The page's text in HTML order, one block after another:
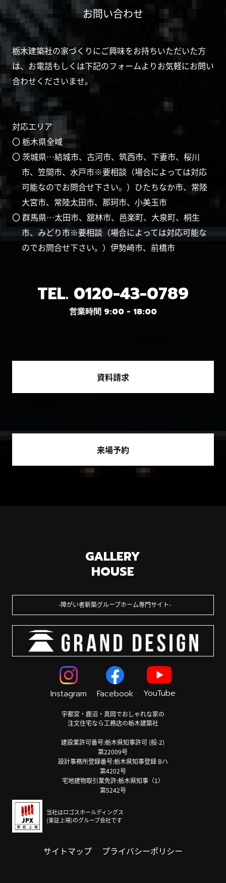
お問い合わせ
栃木建築社の家づくりにご興味をお持ちいただいた方
は、お電話もしくは下記のフォームよりお気軽にお問い
合わせくださいませ。
対応エリア
〇 栃木県全域
〇 茨城県…結城市、古河市、筑西市、下妻市、桜川
市、笠間市、水戸市※要相談（場合によっては対応
可能なのでお問合せ下さい。）ひたちなか市、常陸
大宮市、常陸太田市、那珂市、小美玉市
〇 群馬県…太田市、舘林市、邑楽町、大泉町、桐生
市、みどり市※要相談（場合によっては対応可能な
のでお問合せ下さい。）伊勢崎市、前橋市
TEL. 0120-43-0789
営業時間 9:00 - 18:00
資料請求
来場予約
GALLERY
HOUSE
障がい者新築グループホーム専門サイト
Instagram Facebook YouTube
宇都宮・鹿沼・真岡でおしゃれな家の
注文住宅なら工務店の栃木建築社
建設業許可番号:栃木県知事許可 (般-2)
第22009号
設計事務所登録番号:栃木県知事登録 Bハ
第4202号
宅地建物取引業免許:栃木県知事（1）
第5242号
当社はロゴスホールディングス
(東証上場)のグループ会社です
サイトマップ プライバシーポリシー